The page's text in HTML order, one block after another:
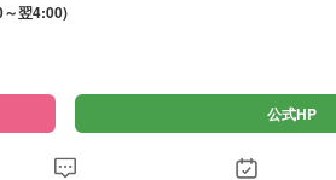
翌4:00)
公式HP